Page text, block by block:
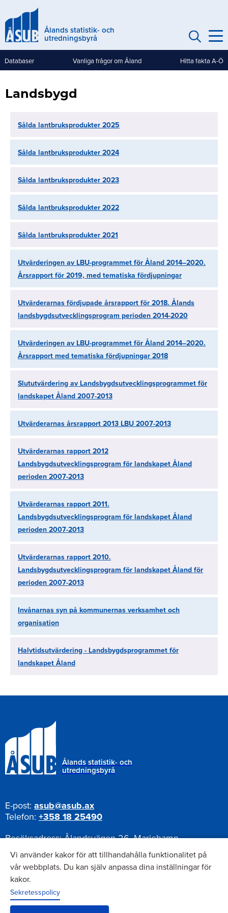
till
huvudinnehållÅlands statistik- och
utredningsbyrå
Genvägar
Databaser Vanliga frågor om Åland Hitta fakta A-Ö
Landsbygd
Sålda lantbruksprodukter 2025
Sålda lantbruksprodukter 2024
Sålda lantbruksprodukter 2023
Sålda lantbruksprodukter 2022
Sålda lantbruksprodukter 2021
Utvärderingen av LBU-programmet för Åland 2014–2020.
Årsrapport för 2019, med tematiska fördjupningar
Utvärderarnas fördjupade årsrapport för 2018. Ålands
landsbygdsutvecklingsprogram perioden 2014-2020
Utvärderingen av LBU-programmet för Åland 2014–2020.
Årsrapport med tematiska fördjupningar 2018
Slututvärdering av Landsbygdsutvecklingsprogrammet för
landskapet Åland 2007-2013
Utvärderarnas årsrapport 2013 LBU 2007-2013
Utvärderarnas rapport 2012
Landsbygdsutvecklingsprogram för landskapet Åland
perioden 2007-2013
Utvärderarnas rapport 2011.
Landsbygdsutvecklingsprogram för landskapet Åland
perioden 2007-2013
Utvärderarnas rapport 2010.
Landsbygdsutvecklingsprogram för landskapet Åland för
perioden 2007-2013
Invånarnas syn på kommunernas verksamhet och
organisation
Halvtidsutvärdering - Landsbygdsprogrammet för
landskapet Åland
Ålands statistik- och
utredningsbyrå
E-post: asub@asub.ax
Telefon: +358 18 25490
Besöksadress:Ålandsvägen 26, Mariehamn
Postadress:
Pb 1187, AX-22111 Mariehamn
Nyhetsbrev
Anmäl dig till vårt nyhetsbrev
Vi använder kakor för att tillhandahålla funktionalitet på
vår webbplats. Du kan själv anpassa dina inställningar för
kakor.
Sekretesspolicy